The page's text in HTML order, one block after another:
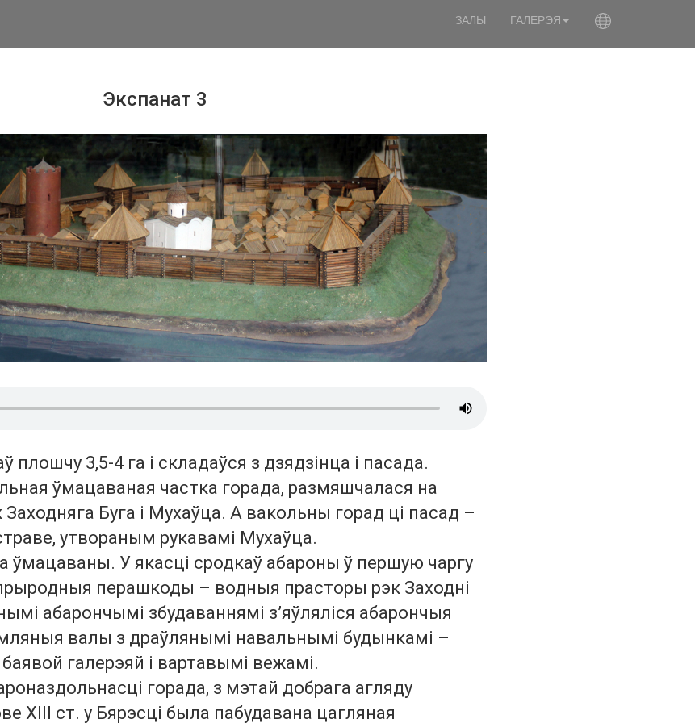
ЗАЛЫ ГАЛЕРЭЯ
Экспанат 3
плошчу 3,5-4 га і складаўся з дзядзінца і пасада.
ўмацаваная частка горада, размяшчалася на
Буга і Мухаўца. А вакольны горад ці пасад –
утвораным рукавамі Мухаўца.
ўмацаваны. У якасці сродкаў абароны ў першую чаргу
перашкоды – водныя прасторы рэк Заходні
абарончымі збудаваннямі з’яўляліся абарончыя
валы з драўлянымі навальнымі будынкамі –
галерэяй і вартавымі вежамі.
горада, з мэтай добрага агляду
ХІІІ ст. у Бярэсці была пабудавана цагляная